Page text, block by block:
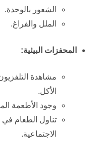
الشعور بالوحدة.
الملل والفراغ.
المحفزات البيئية:
مشاهدة
الأكل.
وجود الأطعمة
تناول الطعام في
الاجتماعية.